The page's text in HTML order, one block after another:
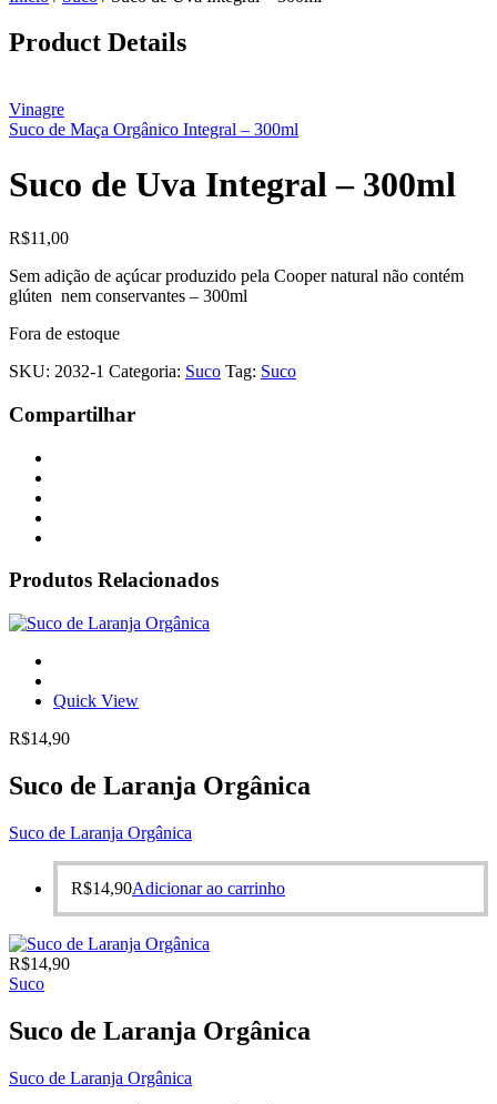
Product Details
Vinagre
Suco de Maça Orgânico Integral – 300ml
Suco de Uva Integral – 300ml
R$11,00
Sem adição de açúcar produzido pela Cooper natural não contém
glúten nem conservantes – 300ml
Fora de estoque
SKU: 2032-1 Categoria: Suco Tag: Suco
Compartilhar
Produtos Relacionados
Quick View
R$14,90
Suco de Laranja Orgânica
Suco de Laranja Orgânica
R$14,90Adicionar ao carrinho
R$14,90
Suco
Suco de Laranja Orgânica
Suco de Laranja Orgânica